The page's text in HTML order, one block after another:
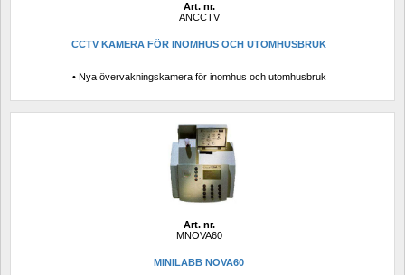
Art. nr.
ANCCTV
CCTV KAMERA FÖR INOMHUS OCH UTOMHUSBRUK
• Nya övervakningskamera för inomhus och utomhusbruk
Art. nr.
MNOVA60
MINILABB NOVA60